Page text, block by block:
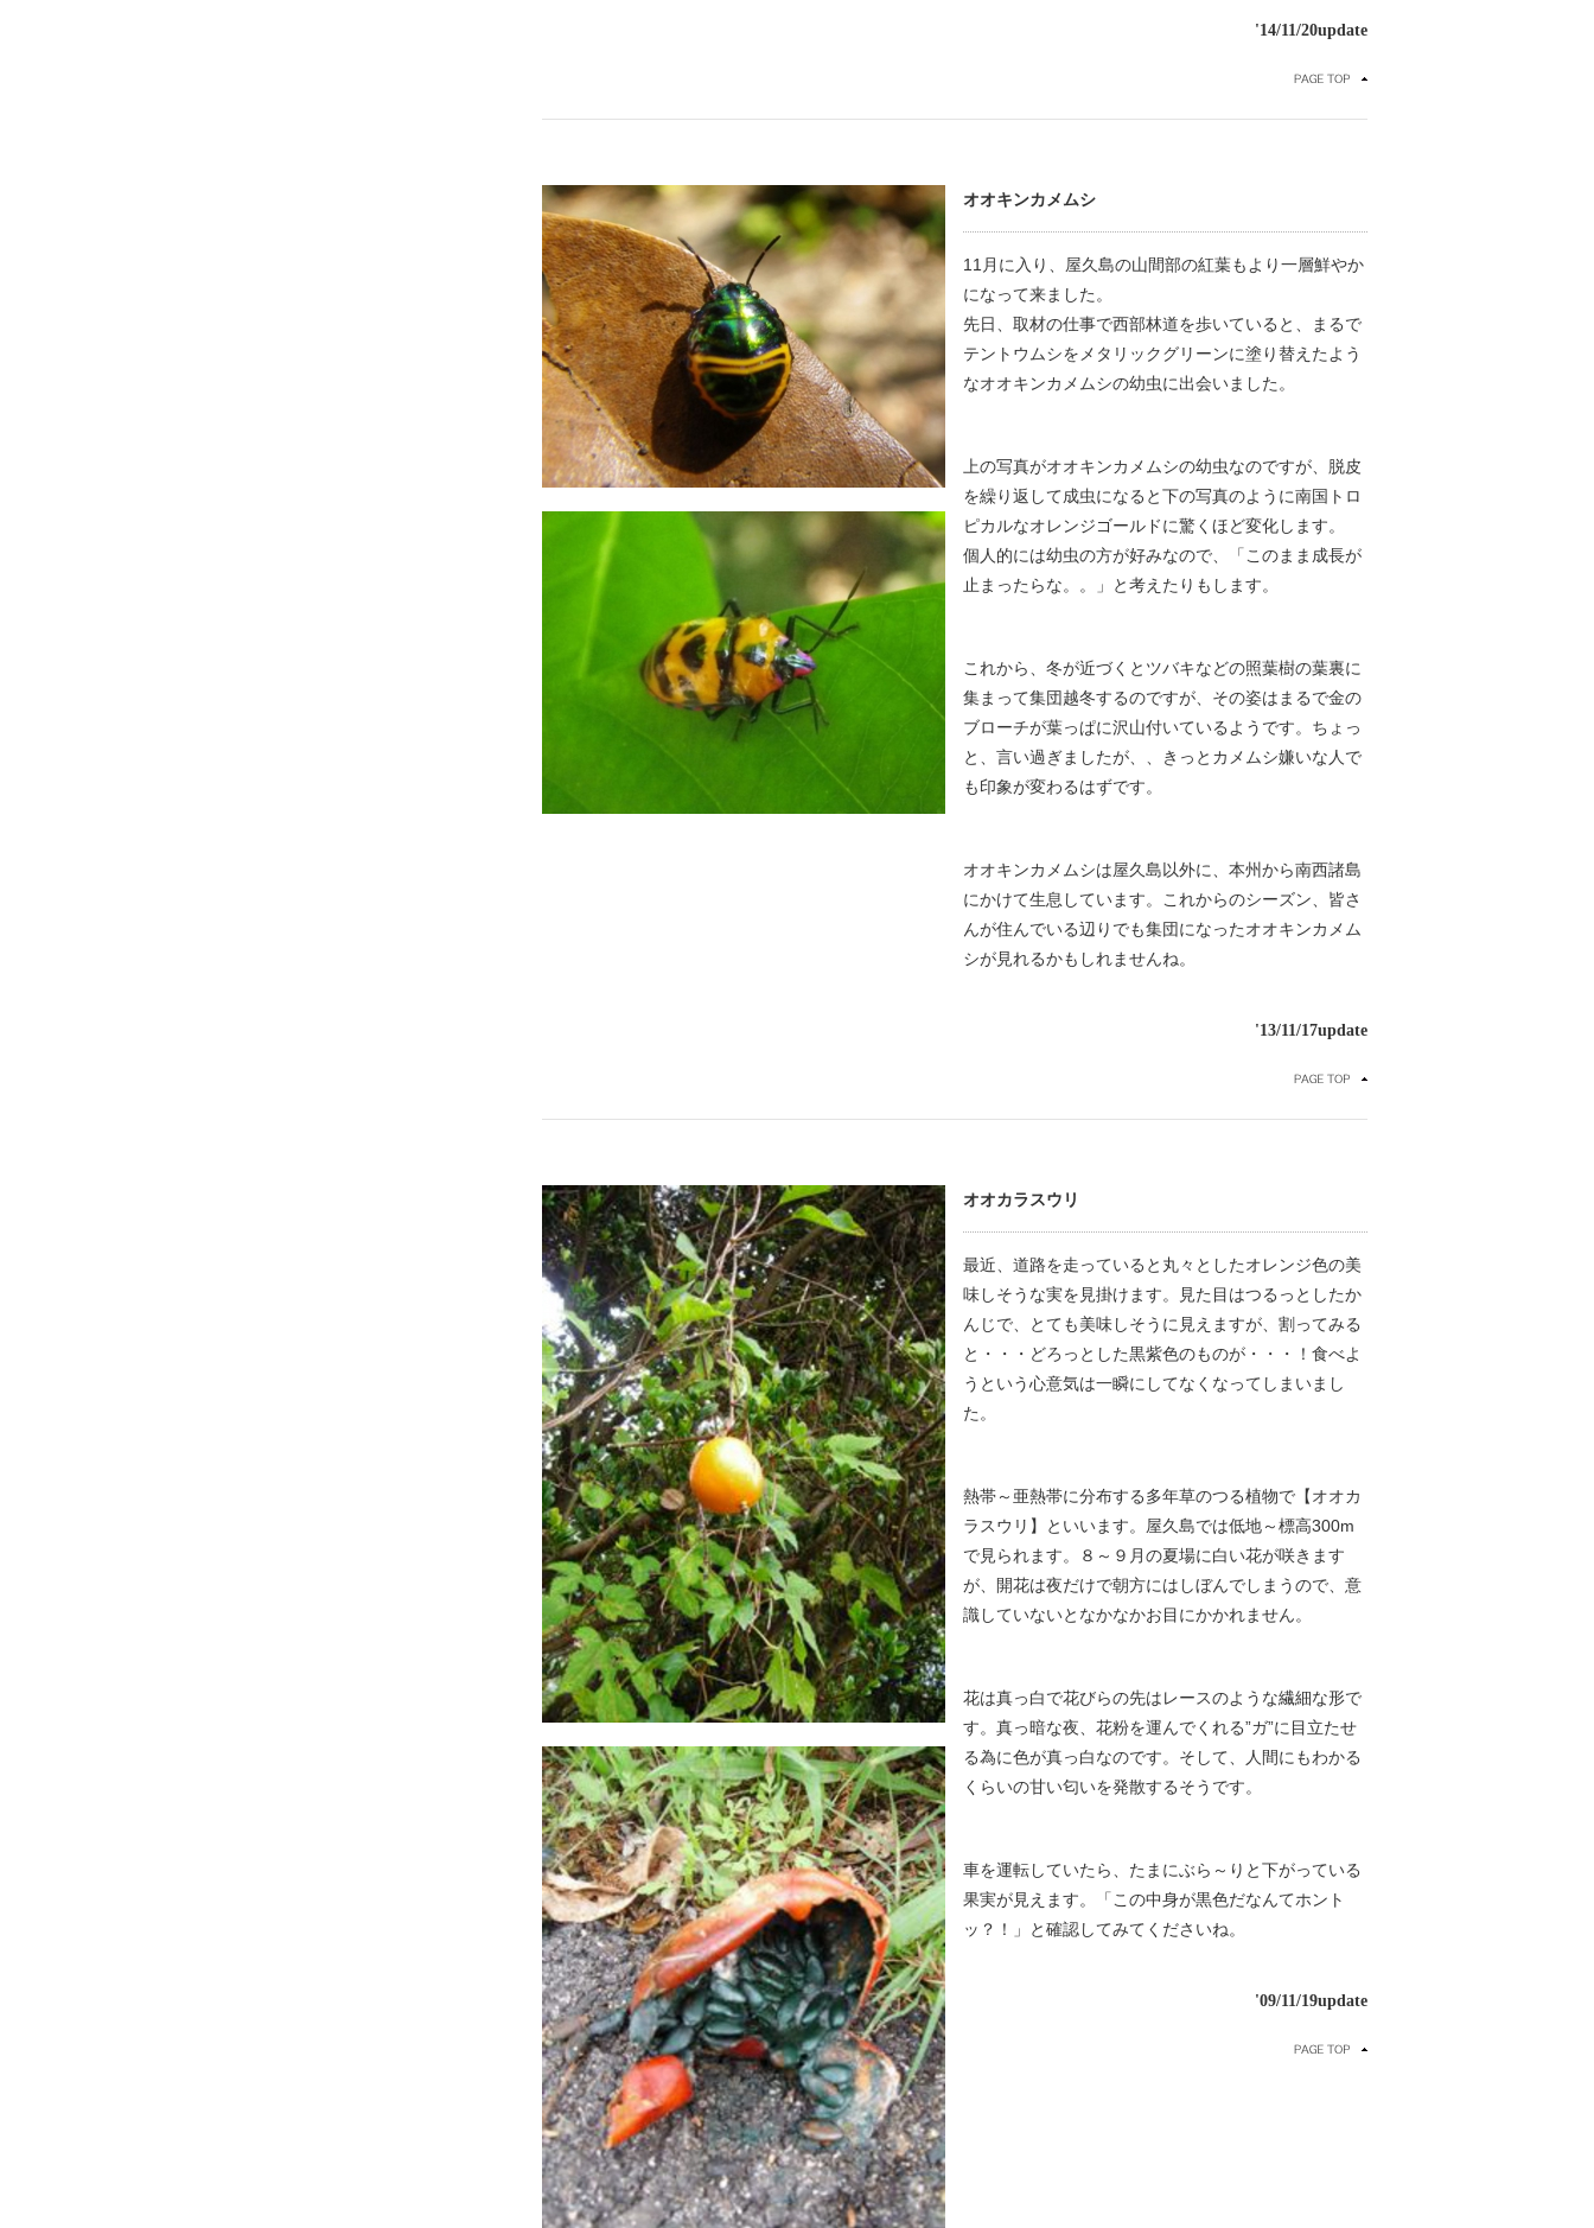
'14/11/20update
オオキンカメムシ
11月に入り、屋久島の山間部の紅葉もより一層鮮やか
になって来ました。
先日、取材の仕事で西部林道を歩いていると、まるで
テントウムシをメタリックグリーンに塗り替えたよう
なオオキンカメムシの幼虫に出会いました。
上の写真がオオキンカメムシの幼虫なのですが、脱皮
を繰り返して成虫になると下の写真のように南国トロ
ピカルなオレンジゴールドに驚くほど変化します。
個人的には幼虫の方が好みなので、「このまま成長が
止まったらな。。」と考えたりもします。
これから、冬が近づくとツバキなどの照葉樹の葉裏に
集まって集団越冬するのですが、その姿はまるで金の
ブローチが葉っぱに沢山付いているようです。ちょっ
と、言い過ぎましたが、、きっとカメムシ嫌いな人で
も印象が変わるはずです。
オオキンカメムシは屋久島以外に、本州から南西諸島
にかけて生息しています。これからのシーズン、皆さ
んが住んでいる辺りでも集団になったオオキンカメム
シが見れるかもしれませんね。
'13/11/17update
オオカラスウリ
最近、道路を走っていると丸々としたオレンジ色の美
味しそうな実を見掛けます。見た目はつるっとしたか
んじで、とても美味しそうに見えますが、割ってみる
と・・・どろっとした黒紫色のものが・・・！食べよ
うという心意気は一瞬にしてなくなってしまいまし
た。
熱帯～亜熱帯に分布する多年草のつる植物で【オオカ
ラスウリ】といいます。屋久島では低地～標高300m
で見られます。８～９月の夏場に白い花が咲きます
が、開花は夜だけで朝方にはしぼんでしまうので、意
識していないとなかなかお目にかかれません。
花は真っ白で花びらの先はレースのような繊細な形で
す。真っ暗な夜、花粉を運んでくれる”ガ”に目立たせ
る為に色が真っ白なのです。そして、人間にもわかる
くらいの甘い匂いを発散するそうです。
車を運転していたら、たまにぶら～りと下がっている
果実が見えます。「この中身が黒色だなんてホント
ッ？！」と確認してみてくださいね。
'09/11/19update